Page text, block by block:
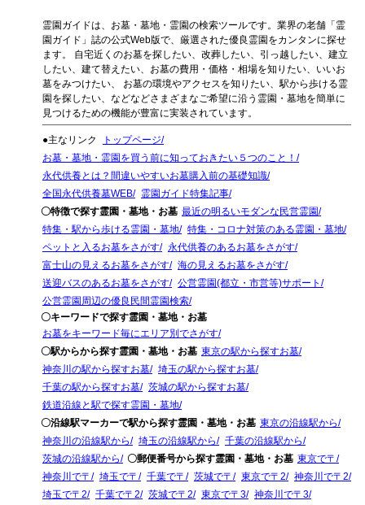
霊園ガイドは、お墓・墓地・霊園の検索ツールです。業界の老舗「霊
園ガイド」誌の公式Web版で、厳選された優良霊園をカンタンに探せ
ます。 自宅近くのお墓を探したい、改葬したい、引っ越したい、建立
したい、建て替えたい、お墓の費用・価格・相場を知りたい、いいお
墓をみつけたい、 お墓の環境やアクセスを知りたい、駅から歩ける霊
園を探したい、などなどさまざまなご希望に沿う霊園・墓地を簡単に
見つけるための機能が豊富に実装されています。
●主なリンク
トップページ
お墓・墓地・霊園を買う前に知っておきたい５つのこと！
永代供養とは？間違いやすいお墓購入前の基礎知識
全国永代供養墓WEB
霊園ガイド特集記事
〇特徴で探す霊園・墓地・お墓 最近の明るいモダンな民営霊園
特集・駅から歩ける霊園・墓地
特集・コロナ対策のある霊園・墓地
ペットと入るお墓をさがす
永代供養のあるお墓をさがす
富士山の見えるお墓をさがす
海の見えるお墓をさがす
送迎バスのあるお墓をさがす
公営霊園(都立・市営等)サポート
公営霊園周辺の優良民間霊園検索
〇キーワードで探す霊園・墓地・お墓
お墓をキーワード毎にエリア別でさがす
〇駅からから探す霊園・墓地・お墓 東京の駅から探すお墓
神奈川の駅から探すお墓
埼玉の駅から探すお墓
千葉の駅から探すお墓
茨城の駅から探すお墓
鉄道沿線と駅で探す霊園・墓地
〇沿線駅マーカーで駅から探す霊園・墓地・お墓 東京の沿線駅から
神奈川の沿線駅から
埼玉の沿線駅から
千葉の沿線駅から
茨城の沿線駅から
〇郵便番号から探す霊園・墓地・お墓 東京で〒
神奈川で〒
埼玉で〒 千葉で〒 茨城で〒 東京で〒2
神奈川で〒2
埼玉で〒2
千葉で〒2 茨城で〒2 東京で〒3
神奈川で〒3